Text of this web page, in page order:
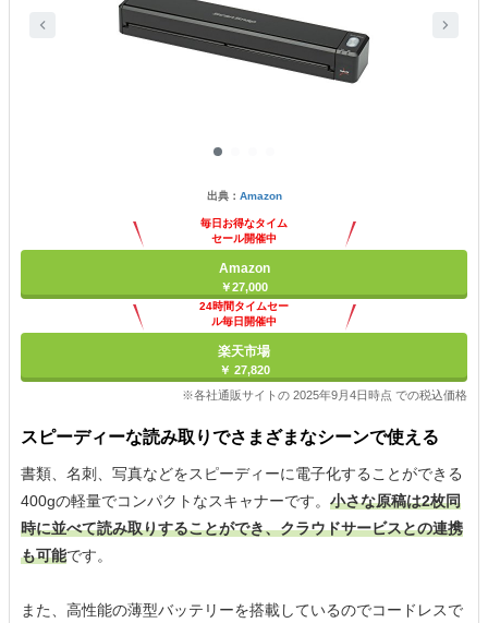
出典： Amazon
毎日お得なタイム
セール開催中
Amazon
￥27,000
24時間タイムセー
ル毎日開催中
楽天市場
￥ 27,820
※各社通販サイトの 2025年9月4日時点 での税込価格
スピーディーな読み取りでさまざまなシーンで使える
書類、名刺、写真などをスピーディーに電子化することができる
400gの軽量でコンパクトなスキャナーです。 小さな原稿は2枚同
時に並べて読み取りすることができ、クラウドサービスとの連携
も可能です。
また、高性能の薄型バッテリーを搭載しているのでコードレスで